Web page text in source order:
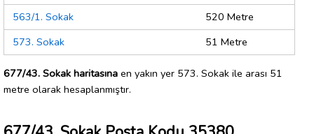
563/1. Sokak
520 Metre
573. Sokak
51 Metre
677/43. Sokak haritasına en yakın yer 573. Sokak ile arası 51
metre olarak hesaplanmıştır.